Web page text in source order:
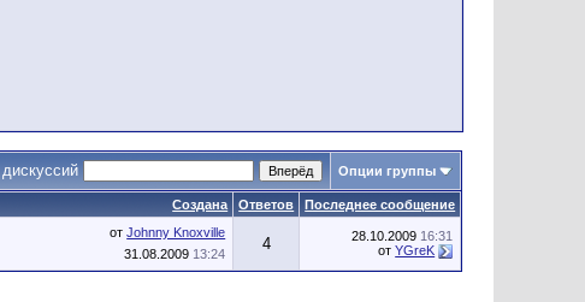
Опции группы
Создана Ответов
Последнее сообщение
отJohnny Knoxville
31.08.2009 13:24
4 28.10.2009 16:31
отYGreK